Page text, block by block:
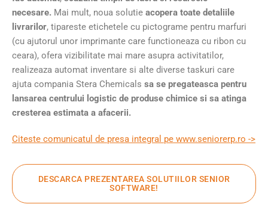
necesare. Mai mult, noua solutie acopera toate detaliile
livrarilor, tipareste etichetele cu pictograme pentru marfuri
(cu ajutorul unor imprimante care functioneaza cu ribon cu
ceara), ofera vizibilitate mai mare asupra activitatilor,
realizeaza automat inventare si alte diverse taskuri care
ajuta compania Stera Chemicals sa se pregateasca pentru
lansarea centrului logistic de produse chimice si sa atinga
cresterea estimata a afacerii.
Citeste comunicatul de presa integral pe www.seniorerp.ro ->
DESCARCA PREZENTAREA SOLUTIILOR SENIOR
SOFTWARE!